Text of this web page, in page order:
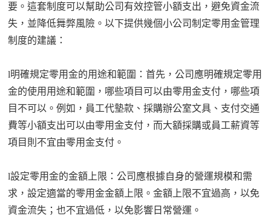
要。這套制度可以幫助公司有效控管小額支出，避免資金流
失，並降低舞弊風險。以下提供幾個小公司制定零用金管理
制度的建議：
l明確規定零用金的用途和範圍 ：首先，公司應明確規定零用
金的使用用途和範圍，哪些項目可以由零用金支付，哪些項
目不可以。例如，員工代墊款、採購辦公室文具、支付交通
費等小額支出可以由零用金支付，而大額採購或員工薪資等
項目則不宜由零用金支付。
l設定零用金的金額上限 ：公司應根據自身的營運規模和需
求，設定適當的零用金金額上限。金額上限不宜過高，以免
資金流失；也不宜過低，以免影響日常營運。